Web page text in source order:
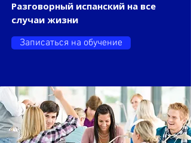
Разговорный испанский на все
случаи жизни
Записаться на обучение